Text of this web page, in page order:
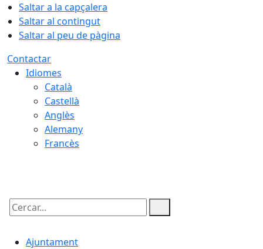
Saltar a la capçalera
Saltar al contingut
Saltar al peu de pàgina
Contactar
Idiomes
Català
Castellà
Anglès
Alemany
Francès
Cercar:
Ajuntament